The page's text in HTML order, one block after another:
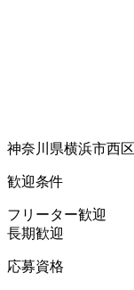
神奈川県横浜市西
歓迎条件
フリーター歓迎
長期歓迎
応募資格